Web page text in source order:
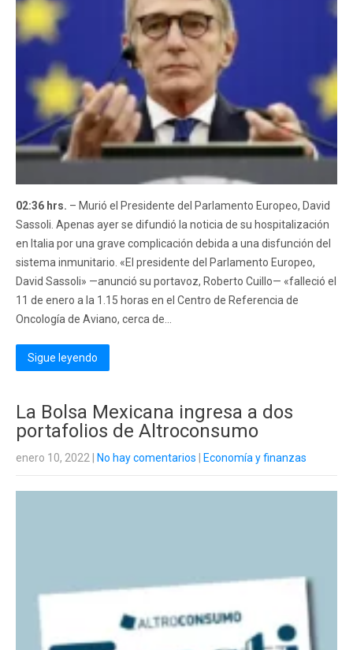
02:36 hrs. – Murió el Presidente del Parlamento Europeo, David
Sassoli. Apenas ayer se difundió la noticia de su hospitalización
en Italia por una grave complicación debida a una disfunción del
sistema inmunitario. «El presidente del Parlamento Europeo,
David Sassoli» —anunció su portavoz, Roberto Cuillo— «falleció el
11 de enero a la 1.15 horas en el Centro de Referencia de
Oncología de Aviano, cerca de...
Sigue leyendo
La Bolsa Mexicana ingresa a dos
portafolios de Altroconsumo
enero 10, 2022 No hay comentarios Economía y finanzas